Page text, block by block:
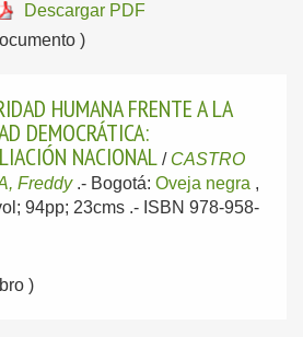
Descargar PDF
)
HUMANA FRENTE A LA
DEMOCRÁTICA:
NACIONAL / CASTRO
Freddy .- Bogotá: Oveja negra ,
94pp; 23cms .- ISBN 978-958-
)